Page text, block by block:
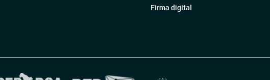
Firma digital